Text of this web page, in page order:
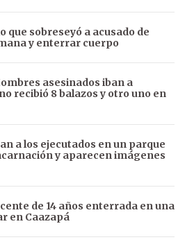
que sobreseyó a acusado de
y enterrar cuerpo
asesinados iban a
recibió 8 balazos y otro uno en
a los ejecutados en un parque
y aparecen imágenes
de 14 años enterrada en una
en Caazapá